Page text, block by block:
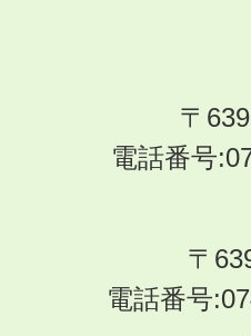
〒
電話番号
〒
電話番号